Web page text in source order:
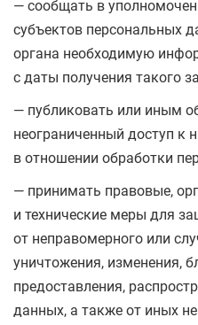
— сообщать в
субъектов персональных
органа необходимую
с даты получения такого
— публиковать или иным
неограниченный доступ к
в отношении обработки
— принимать правовые,
и технические меры для
от неправомерного или
уничтожения, изменения,
предоставления,
данных, а также от иных